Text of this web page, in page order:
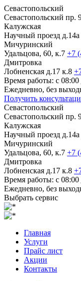
Севастопольский
Севастопольский пр.
Калужская
Научный проезд д.14а
Мичуринский
Удальцова, 60, к.7 +7
Дмитровка
Лобненская д.17 к.8
Время работы: с 08:00
Ежедневно, без
Получить
Севастопольский
Севастопольский пр.
Калужская
Научный проезд д.14а
Мичуринский
Удальцова, 60, к.7 +7
Дмитровка
Лобненская д.17 к.8
Время работы: с 08:00
Ежедневно, без
Выбрать сервис
Главная
Услуги
Прайс лист
Акции
Контакты